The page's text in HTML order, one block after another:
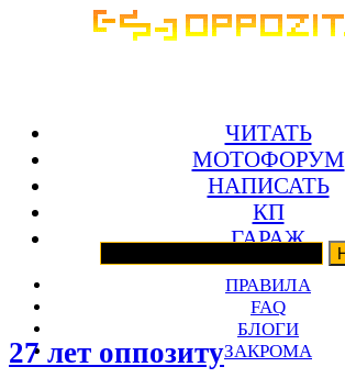
ЧИТАТЬ
МОТОФОРУМ
НАПИСАТЬ
КП
ГАРАЖ
ПРАВИЛА
FAQ
БЛОГИ
ЗАКРОМА
27 лет оппозиту